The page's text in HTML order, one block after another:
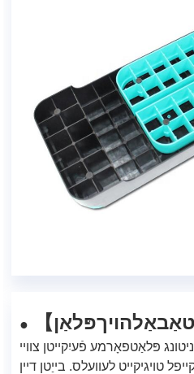
● 【 הויךפּלאַן
פּלאַטפאָרמע פֿעיִקייטן צוויי
טויגיקייט לעוועלס. בייַטן דיין